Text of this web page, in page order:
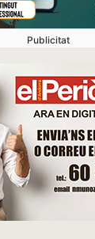
Publicitat